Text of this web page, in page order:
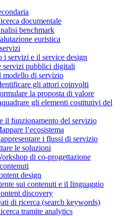
documentale
benchmark
euristica
i servizi e il service design
servizi pubblici digitali
modello di servizio
gli attori coinvolti
la proposta di valore
gli elementi costitutivi del
il funzionamento del servizio
l’ecosistema
i flussi di servizio
le soluzioni
di co-progettazione
design
sui contenuti e il linguaggio
discovery
di ricerca (search keywords)
tramite analytics